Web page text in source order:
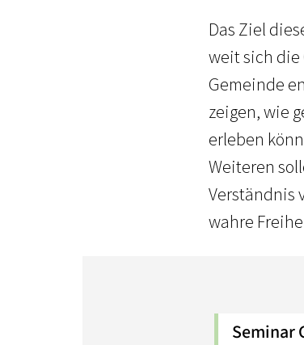
Das Ziel
weit sich die
Gemeinde
zeigen, wie
erleben
Weiteren
Verständnis
wahre